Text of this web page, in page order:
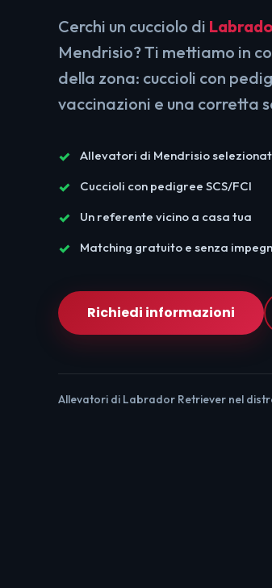
Cerchi un cucciolo di
Mendrisio? Ti mettiamo in
della zona: cuccioli con
vaccinazioni e una corretta
Allevatori di Mendrisio
Cuccioli con pedigree SCS/FCI
Un referente vicino a casa tua
Matching gratuito e senza
Richiedi informazioni
Allevatori di Labrador Retriever nel